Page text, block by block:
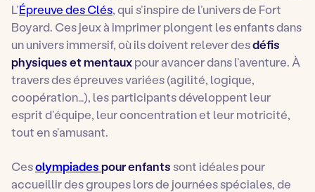
L’Épreuve des Clés, qui s’inspire de l’univers de Fort
Boyard. Ces jeux à imprimer plongent les enfants dans
un univers immersif, où ils doivent relever desdéfis
physiques et mentauxpour avancer dans l’aventure. À
travers des épreuves variées (agilité, logique,
coopération…), les participants développent leur
esprit d’équipe, leur concentration et leur motricité,
tout en s’amusant.
Cesolympiadespour enfantssont idéales pour
accueillir des groupes lors de journées spéciales, de